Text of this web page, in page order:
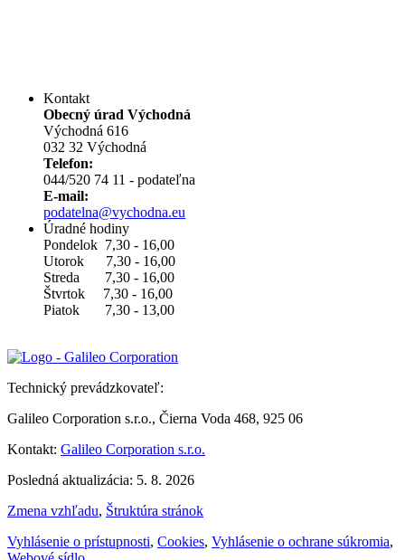
Kontakt
Obecný úrad Východná
Východná 616
032 32 Východná
Telefon:
044/520 74 11 - podateľna
E-mail:
podatelna@vychodna.eu
Úradné hodiny
Pondelok 7,30 - 16,00
Utorok 7,30 - 16,00
Streda 7,30 - 16,00
Štvrtok 7,30 - 16,00
Piatok 7,30 - 13,00
Technický prevádzkovateľ:
Galileo Corporation s.r.o., Čierna Voda 468, 925 06
Kontakt: Galileo Corporation s.r.o.
Posledná aktualizácia: 5. 8. 2026
Zmena vzhľadu, Štruktúra stránok
Vyhlásenie o prístupnosti, Cookies, Vyhlásenie o ochrane súkromia,